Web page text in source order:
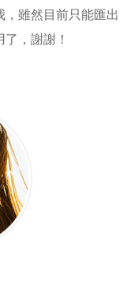
雖然目前只能匯出
，謝謝！